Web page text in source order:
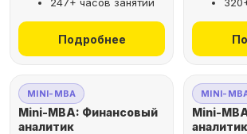
Подробнее
MINI-MBA
Mini-MBA: Финансовый
аналитик
MINI-
Mini-
аналитик
не выходя из дома
Выбрать курс